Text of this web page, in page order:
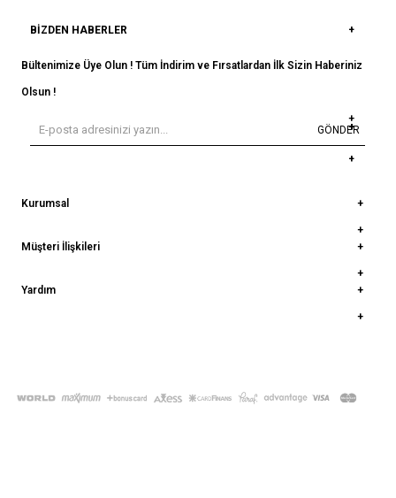
BIZDEN HABERLER
Bültenimize Üye Olun ! Tüm İndirim ve Fırsatlardan İlk Sizin Haberiniz
Olsun !
GÖNDER
Kurumsal
Müşteri İlişkileri
Yardım